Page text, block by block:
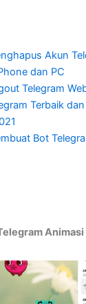
Akun
dan PC
Telegram
Terbaik
Bot
Animasi